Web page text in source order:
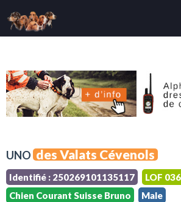
UNO des Valats Cévenols
Identifié : 250269101135117
LOF
Chien Courant Suisse Bruno
Male